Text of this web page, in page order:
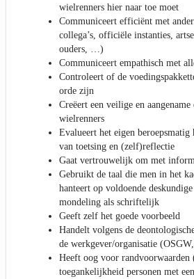
wielrenners hier naar toe moet
Communiceert efficiënt met
collega’s, officiële instanties,
ouders, …)
Communiceert empathisch met
Controleert of de
orde zijn
Creëert een veilige en
wielrenners
Evalueert het eigen
van toetsing en (zelf)reflectie
Gaat vertrouwelijk om met
Gebruikt de taal die men in het
hanteert op voldoende
mondeling als schriftelijk
Geeft zelf het goede voorbeeld
Handelt volgens de
de werkgever/organisatie
Heeft oog voor randvoorwaarden
toegankelijkheid personen met